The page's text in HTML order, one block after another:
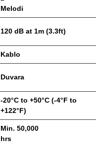
Melodi
120 dB at 1m (3.3ft)
Kablo
Duvara
-20°C to +50°C (-4°F to
+122°F)
Min. 50,000
hrs